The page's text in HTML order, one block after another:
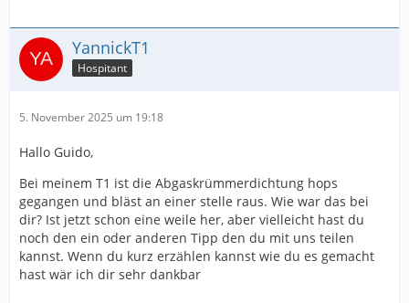
YannickT1
Hospitant
5. November 2025 um 19:18
Hallo Guido,
Bei meinem T1 ist die Abgaskrümmerdichtung hops
gegangen und bläst an einer stelle raus. Wie war das bei
dir? Ist jetzt schon eine weile her, aber vielleicht hast du
noch den ein oder anderen Tipp den du mit uns teilen
kannst. Wenn du kurz erzählen kannst wie du es gemacht
hast wär ich dir sehr dankbar